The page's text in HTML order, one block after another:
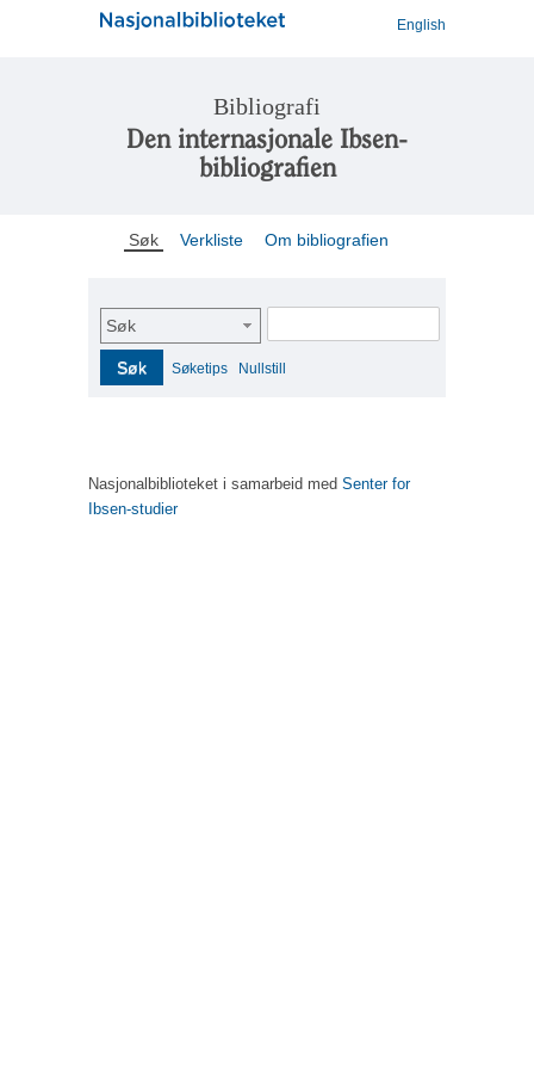
English
Bibliografi
Den internasjonale Ibsen-
bibliografien
Søk Verkliste Om bibliografien
Søk
Søk Søketips Nullstill
Nasjonalbiblioteket i samarbeid med Senter for
Ibsen-studier